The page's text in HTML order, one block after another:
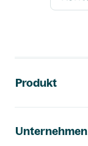
Produkt
Unternehmen